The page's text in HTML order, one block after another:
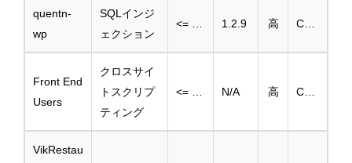
quentn-
wp
SQLインジ
ェクション
1.2.9 高
Front End
Users
クロスサイ
トスクリプ
ティング
N/A 高
VikRestau